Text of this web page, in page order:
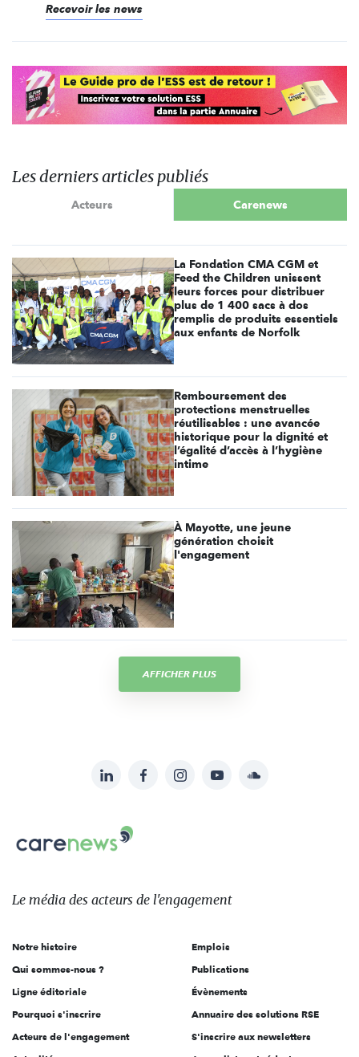
Recevoir les news
Les derniers articles publiés
Acteurs Carenews
La Fondation CMA CGM et
Feed the Children unissent
leurs forces pour distribuer
plus de 1 400 sacs à dos
remplis de produits essentiels
aux enfants de Norfolk
Remboursement des
protections menstruelles
réutilisables : une avancée
historique pour la dignité et
l’égalité d’accès à l’hygiène
intime
À Mayotte, une jeune
génération choisit
l'engagement
AFFICHER PLUS
sur:
LinkedInFacebookInstagramYouTubeSoundcloud
Le
des
l'engagement
Le média des acteurs de l'engagement
Notre histoire
Qui sommes-nous ?
Ligne éditoriale
Pourquoi s'inscrire
Acteurs de l'engagement
Emplois
Publications
Évènements
Annuaire des solutions RSE
S'inscrire aux newsletters